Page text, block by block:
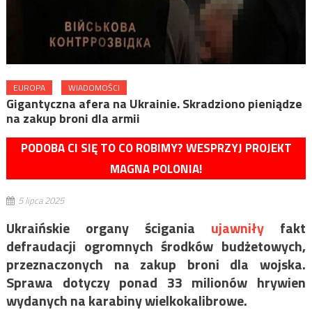
EUROPA WIADOMOŚCI
Gigantyczna afera na Ukrainie. Skradziono pieniądze
na zakup broni dla armii
PODOBA CI SIĘ TO CO ROBIMY? WESPRZYJ PROJEKT
MAGNA POLONIA!
5 lipca 2025
Ukraińskie organy ścigania ujawniły fakt
defraudacji ogromnych środków budżetowych,
przeznaczonych na zakup broni dla wojska.
Sprawa dotyczy ponad 33 milionów hrywien
wydanych na karabiny wielkokalibrowe.